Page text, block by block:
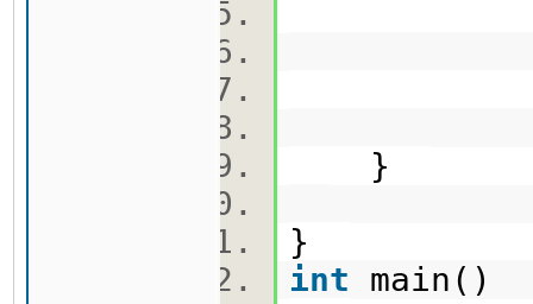
}
}
int main()